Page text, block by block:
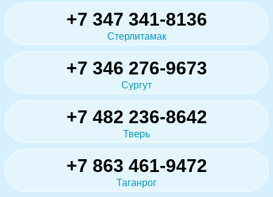
+7 347 341-8136
Стерлитамак
+7 346 276-9673
Сургут
+7 482 236-8642
Тверь
+7 863 461-9472
Таганрог